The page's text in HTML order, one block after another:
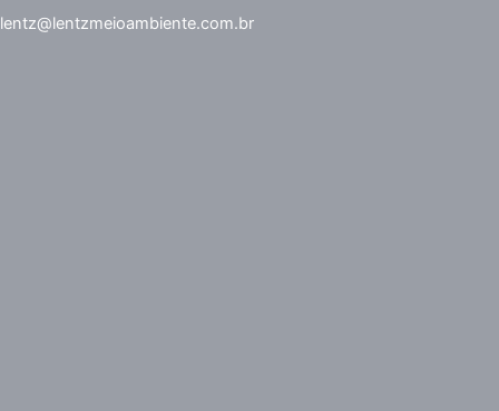
lentz@lentzmeioambiente.com.br